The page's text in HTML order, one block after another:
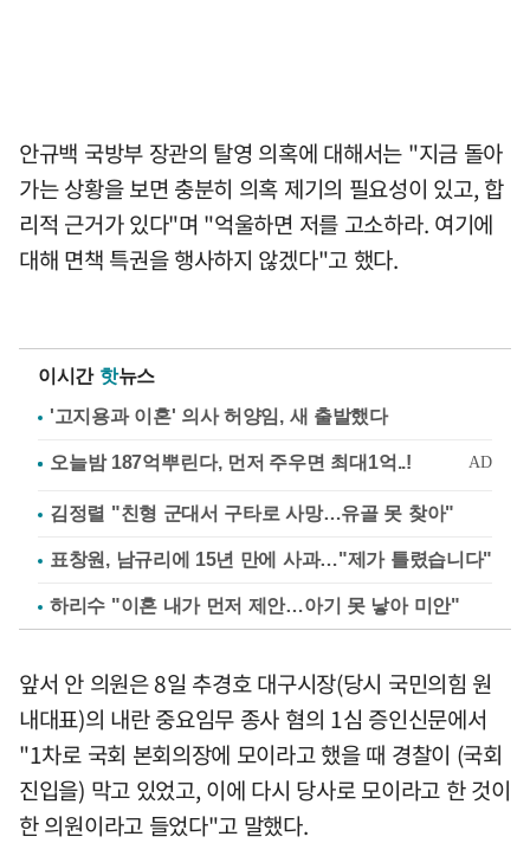
안규백 국방부 장관의 탈영 의혹에 대해서는 "지금 돌아
가는 상황을 보면 충분히 의혹 제기의 필요성이 있고, 합
리적 근거가 있다"며 "억울하면 저를 고소하라. 여기에
대해 면책 특권을 행사하지 않겠다"고 했다.
이시간 핫뉴스
'고지용과 이혼' 의사 허양임, 새 출발했다
김정렬 "친형 군대서 구타로 사망…유골 못 찾아"
표창원, 남규리에 15년 만에 사과…"제가 틀렸습니다"
하리수 "이혼 내가 먼저 제안…아기 못 낳아 미안"
앞서 안 의원은 8일 추경호 대구시장(당시 국민의힘 원
내대표)의 내란 중요임무 종사 혐의 1심 증인신문에서
"1차로 국회 본회의장에 모이라고 했을 때 경찰이 (국회
진입을) 막고 있었고, 이에 다시 당사로 모이라고 한 것이
한 의원이라고 들었다"고 말했다.